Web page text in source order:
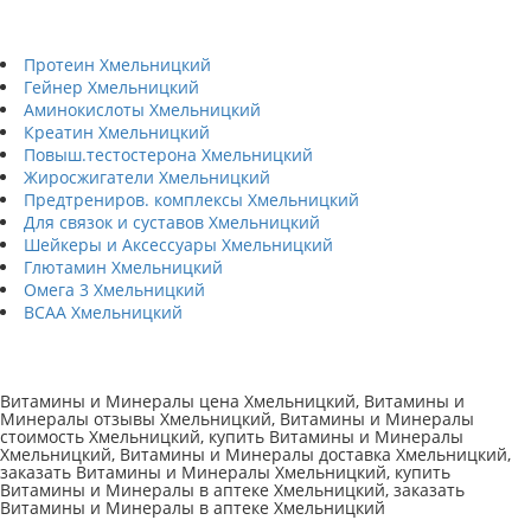
Протеин Хмельницкий
Гейнер Хмельницкий
Аминокислоты Хмельницкий
Креатин Хмельницкий
Повыш.тестостерона Хмельницкий
Жиросжигатели Хмельницкий
Предтрениров. комплексы Хмельницкий
Для связок и суставов Хмельницкий
Шейкеры и Аксессуары Хмельницкий
Глютамин Хмельницкий
Омега 3 Хмельницкий
BCAA Хмельницкий
Витамины и Минералы цена Хмельницкий, Витамины и
Минералы отзывы Хмельницкий, Витамины и Минералы
стоимость Хмельницкий, купить Витамины и Минералы
Хмельницкий, Витамины и Минералы доставка Хмельницкий,
заказать Витамины и Минералы Хмельницкий, купить
Витамины и Минералы в аптеке Хмельницкий, заказать
Витамины и Минералы в аптеке Хмельницкий